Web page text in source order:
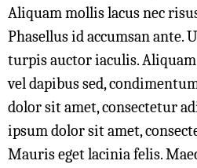
Aliquam mollis lacus nec
Phasellus id accumsan ante.
turpis auctor iaculis.
vel dapibus sed,
dolor sit amet, consectetur
ipsum dolor sit amet,
Mauris eget lacinia felis.